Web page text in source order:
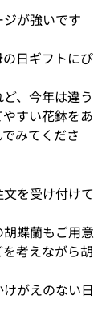
ジが強いです
日ギフトにぴ
、今年は違う
すい花鉢をあ
みてくださ
を受け付けて
蝶蘭もご用意
考えながら胡
がえのない日